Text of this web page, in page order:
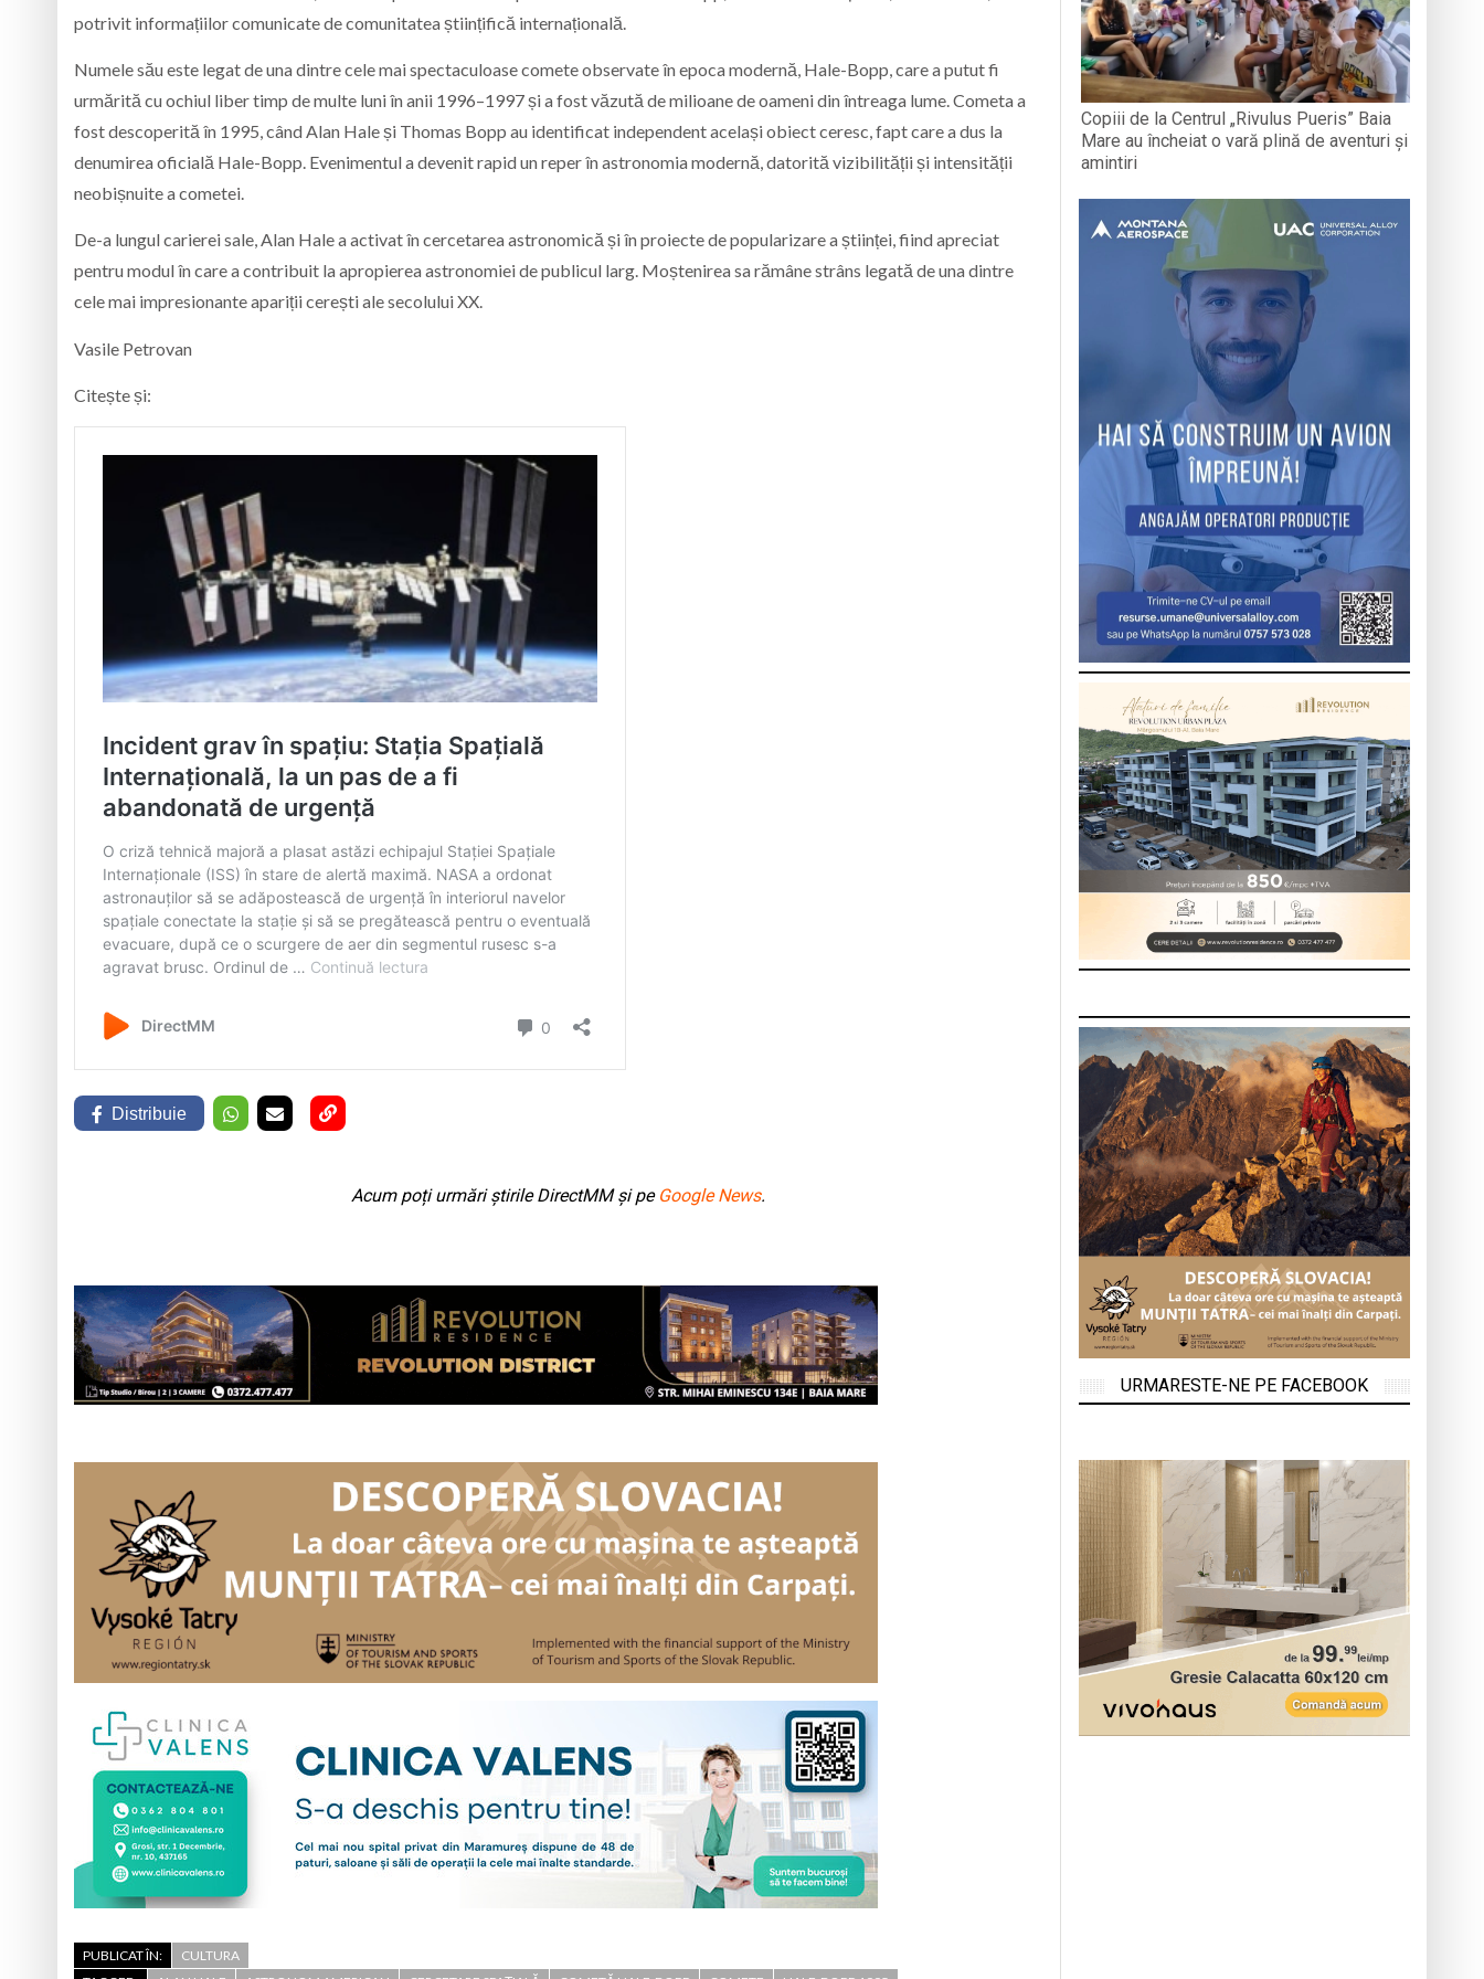
potrivit informațiilor comunicate de comunitatea științifică internațională.
Numele său este legat de una dintre cele mai spectaculoase comete observate în epoca modernă, Hale-Bopp, care a putut fi
urmărită cu ochiul liber timp de multe luni în anii 1996–1997 și a fost văzută de milioane de oameni din întreaga lume. Cometa a
fost descoperită în 1995, când Alan Hale și Thomas Bopp au identificat independent același obiect ceresc, fapt care a dus la
denumirea oficială Hale-Bopp. Evenimentul a devenit rapid un reper în astronomia modernă, datorită vizibilității și intensității
neobișnuite a cometei.
De-a lungul carierei sale, Alan Hale a activat în cercetarea astronomică și în proiecte de popularizare a științei, fiind apreciat
pentru modul în care a contribuit la apropierea astronomiei de publicul larg. Moștenirea sa rămâne strâns legată de una dintre
cele mai impresionante apariții cerești ale secolului XX.
Vasile Petrovan
Citește și:
Distribuie
Acum poți urmări știrile DirectMM și pe Google News.
PUBLICAT ÎN:
CULTURA
Copiii de la Centrul „Rivulus Pueris” Baia
Mare au încheiat o vară plină de aventuri și
amintiri
URMARESTE-NE PE FACEBOOK